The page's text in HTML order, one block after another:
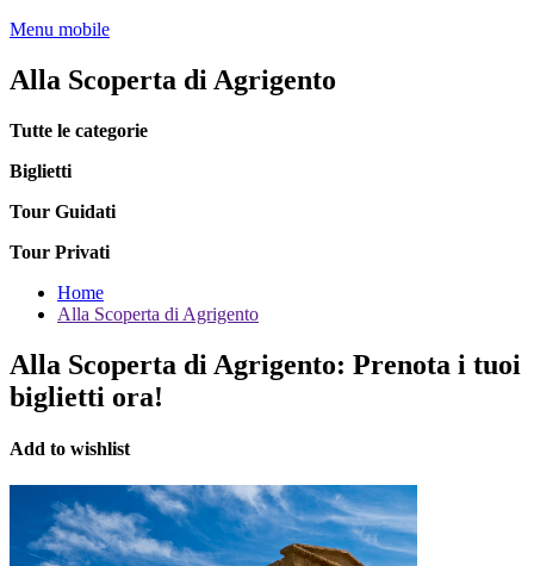
Menu mobile
Alla Scoperta di Agrigento
Tutte le categorie
Biglietti
Tour Guidati
Tour Privati
Home
Alla Scoperta di Agrigento
Alla Scoperta di Agrigento: Prenota i tuoi
biglietti ora!
Add to wishlist